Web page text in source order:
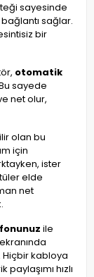
sayesinde
sağlar.
bir
otomatik
sayede
net olur,
olan bu
için
ister
elde
net
ile
Hiçbir kabloya
hızlı